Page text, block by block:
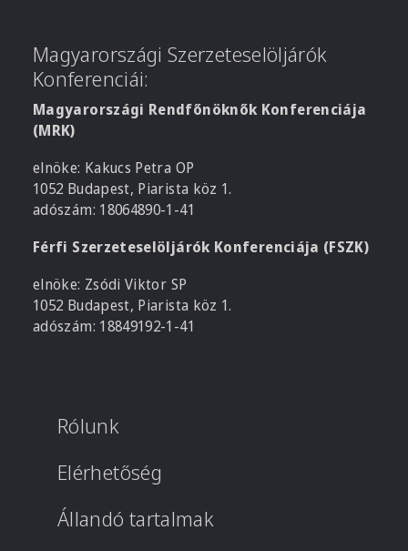
Magyarországi Szerzeteselöljárók
Konferenciái:
Magyarországi Rendfőnöknők Konferenciája
(MRK)
elnöke: Kakucs Petra OP
1052 Budapest, Piarista köz 1.
adószám: 18064890-1-41
Férfi Szerzeteselöljárók Konferenciája (FSZK)
elnöke: Zsódi Viktor SP
1052 Budapest, Piarista köz 1.
adószám: 18849192-1-41
Rólunk
Elérhetőség
Állandó tartalmak